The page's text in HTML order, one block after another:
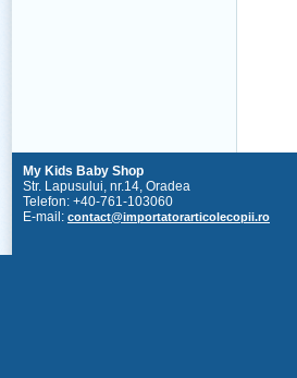
My Kids Baby Shop
Str. Lapusului, nr.14, Oradea
Telefon: +40-761-103060
E-mail: contact@importatorarticolecopii.ro